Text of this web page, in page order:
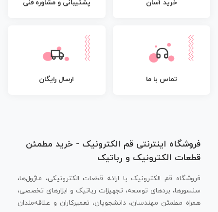
خرید آسان پشتیبانی و مشاوره فنی
تماس با ما ارسال رایگان
فروشگاه اینترنتی قم الکترونیک - خرید مطمئن
قطعات الکترونیک و رباتیک
فروشگاه قم الکترونیک با ارائه قطعات الکترونیکی، ماژول‌ها،
سنسورها، بردهای توسعه، تجهیزات رباتیک و ابزارهای تخصصی،
همراه مطمئن مهندسان، دانشجویان، تعمیرکاران و علاقه‌مندان